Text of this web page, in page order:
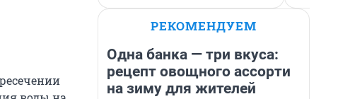
РЕКОМЕНДУЕМ
Одна банка — три вкуса:
рецепт овощного ассорти
на зиму для жителей